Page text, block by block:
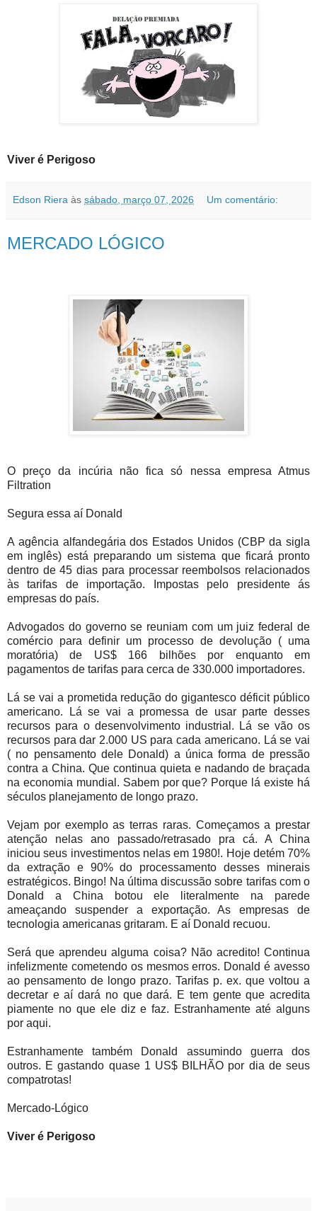
Viver é Perigoso
Edson Riera às sábado, março 07, 2026 Um comentário:
MERCADO LÓGICO
O preço da incúria não fica só nessa empresa Atmus
Filtration
Segura essa aí Donald
A agência alfandegária dos Estados Unidos (CBP da sigla
em inglês) está preparando um sistema que ficará pronto
dentro de 45 dias para processar reembolsos relacionados
às tarifas de importação. Impostas pelo presidente ás
empresas do país.
Advogados do governo se reuniam com um juiz federal de
comércio para definir um processo de devolução ( uma
moratória) de US$ 166 bilhões por enquanto em
pagamentos de tarifas para cerca de 330.000 importadores.
Lá se vai a prometida redução do gigantesco déficit público
americano. Lá se vai a promessa de usar parte desses
recursos para o desenvolvimento industrial. Lá se vão os
recursos para dar 2.000 US para cada americano. Lá se vai
( no pensamento dele Donald) a única forma de pressão
contra a China. Que continua quieta e nadando de braçada
na economia mundial. Sabem por que? Porque lá existe há
séculos planejamento de longo prazo.
Vejam por exemplo as terras raras. Começamos a prestar
atenção nelas ano passado/retrasado pra cá. A China
iniciou seus investimentos nelas em 1980!. Hoje detém 70%
da extração e 90% do processamento desses minerais
estratégicos. Bingo! Na última discussão sobre tarifas com o
Donald a China botou ele literalmente na parede
ameaçando suspender a exportação. As empresas de
tecnologia americanas gritaram. E aí Donald recuou.
Será que aprendeu alguma coisa? Não acredito! Continua
infelizmente cometendo os mesmos erros. Donald é avesso
ao pensamento de longo prazo. Tarifas p. ex. que voltou a
decretar e aí dará no que dará. E tem gente que acredita
piamente no que ele diz e faz. Estranhamente até alguns
por aqui.
Estranhamente também Donald assumindo guerra dos
outros. E gastando quase 1 US$ BILHÃO por dia de seus
compatrotas!
Mercado-Lógico
Viver é Perigoso